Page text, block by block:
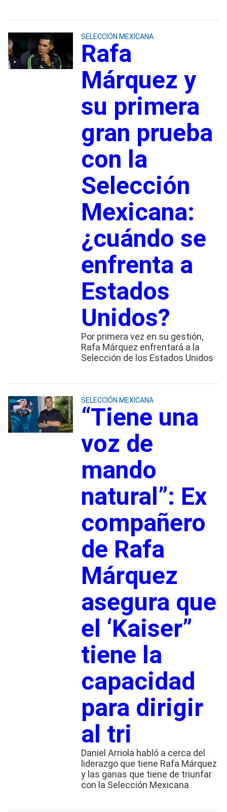
SELECCIÓN MEXICANA
Rafa
Márquez y
su primera
gran prueba
con la
Selección
Mexicana:
¿cuándo se
enfrenta a
Estados
Unidos?
Por primera vez en su gestión,
Rafa Márquez enfrentará a la
Selección de los Estados Unidos
SELECCIÓN MEXICANA
“Tiene una
voz de
mando
natural”: Ex
compañero
de Rafa
Márquez
asegura que
el ‘Kaiser”
tiene la
capacidad
para dirigir
al tri
Daniel Arriola habló a cerca del
liderazgo que tiene Rafa Márquez
y las ganas que tiene de triunfar
con la Selección Mexicana